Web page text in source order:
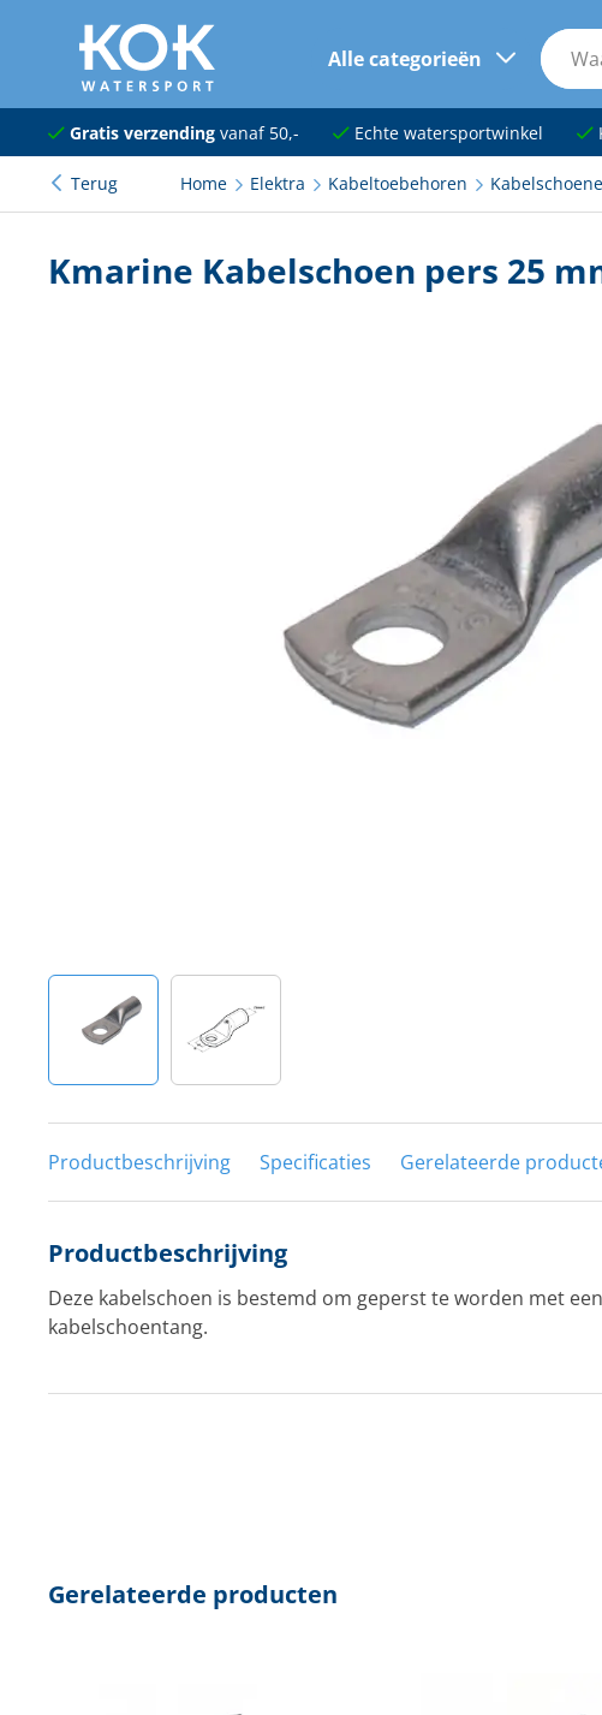
naar hoofdinhoud
Alle categorieën
Navigatie
Dekuitrusting
Tuigage en dekbeslag
Gratis verzendingvanaf 50,- Echte watersportwinkel
Terug Home Elektra Kabeltoebehoren
Kmarine Kabelschoen pers 25
Productbeschrijving Specificaties Gerelateerde
Productbeschrijving
Deze kabelschoen is bestemd om geperst te worden met
kabelschoentang.
Gerelateerde producten